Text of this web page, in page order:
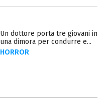
Un dottore porta tre giovani in
una dimora per condurre e...
HORROR